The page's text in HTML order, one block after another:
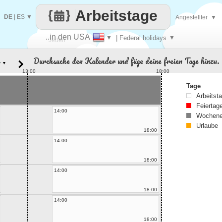
Jeden
..in den USA ▼ | Federal holidays ▼
Arbeitstage
DE ES ▼ Angestellter ▼
▼ Durchsuche den Kalender und füge deine freien Tage hinzu.
13:00 18:00
14:00
18:00
14:00
18:00
14:00
18:00
14:00
18:00
Tage
Urlaube